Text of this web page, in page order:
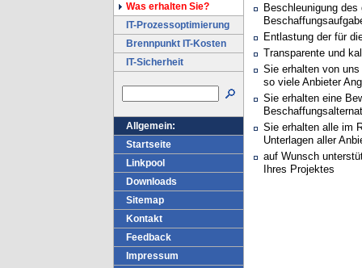
Was erhalten Sie?
IT-Prozessoptimierung
Brennpunkt IT-Kosten
IT-Sicherheit
Allgemein:
Startseite
Linkpool
Downloads
Sitemap
Kontakt
Feedback
Impressum
Beschleunigung
Entlastung der für
Transparente und
Sie erhalten von
so viele Anbieter
Sie erhalten eine
Sie erhalten alle im
Unterlagen aller
auf Wunsch
Ihres Projektes